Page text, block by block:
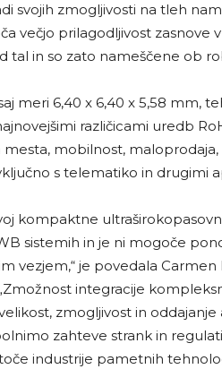
svojih zmogljivosti na tleh
večjo prilagodljivost zasnove
in so zato nameščene ob
meri 6,40 x 6,40 x 5,58 mm,
različicami uredb
mobilnost, maloprodaja,
s telematiko in drugimi
kompaktne
sistemih in je ni mogoče
vezjem,“ je povedala
integracije
zmogljivost in
zahteve strank in
industrije pametnih